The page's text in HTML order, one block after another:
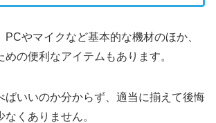
PCやマイクなど基本的な機材のほか、
の便利なアイテムもあります。
ばいいのか分からず、適当に揃えて後悔
くありません。